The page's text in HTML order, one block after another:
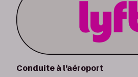
Conduite à l’aéroport